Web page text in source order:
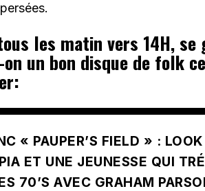
les matin vers 14H,
un bon disque de folk
« PAUPER’S FIELD » :
ET UNE JEUNESSE QUI
70’S AVEC GRAHAM